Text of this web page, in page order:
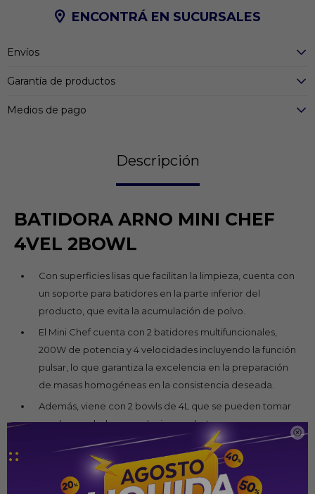

ENCONTRÁ EN SUCURSALES
Envíos
Garantía de productos
Medios de pago
Descripción
BATIDORA ARNO MINI CHEF
4VEL 2BOWL
Con superficies lisas que facilitan la limpieza, cuenta con
un soporte para batidores en la parte inferior del
producto, que evita la acumulación de polvo.
El Mini Chef cuenta con 2 batidores multifuncionales,
200W de potencia y 4 velocidades incluyendo la función
pulsar, lo que garantiza la excelencia en la preparación
de masas homogéneas en la consistencia deseada.
Además, viene con 2 bowls de 4L que se pueden tomar
en el congelador y en el microondas!
Intuitiva y versátil, la batidora se puede utilizar con o sin
pedestal, para un mayor control y precisión en la
preparación de merengues y nata montada.